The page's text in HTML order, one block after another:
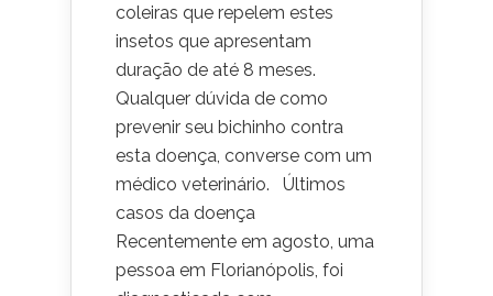
coleiras que repelem estes
insetos que apresentam
duração de até 8 meses.
Qualquer dúvida de como
prevenir seu bichinho contra
esta doença, converse com um
médico veterinário. Últimos
casos da doença
Recentemente em agosto, uma
pessoa em Florianópolis, foi